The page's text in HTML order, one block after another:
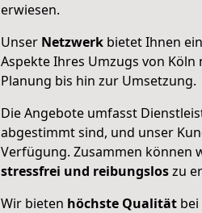
erwiesen.
Unser Netzwerk bietet Ihnen
Aspekte Ihres Umzugs von
Planung bis hin zur Umsetzung.
Die Angebote umfasst
abgestimmt sind, und unser
Verfügung. Zusammen können
stressfrei und reibungsloszu
Wir bieten höchste Qualität